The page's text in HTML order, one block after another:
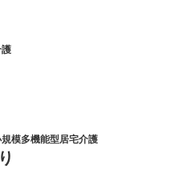
護
模多機能型居宅介護